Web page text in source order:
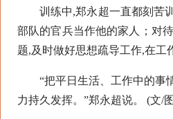
训练中,郑永超一直都刻苦训
部队的官兵当作他的家人；对
题,及时做好思想疏导工作,在工
“把平日生活、工作中的事情
力持久发挥。”郑永超说。 (文/